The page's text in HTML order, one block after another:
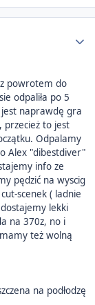
z powrotem do
odpaliła po 5
jest naprawdę gra
przecież to jest
Odpalamy
Alex "dibestdiver"
info ze
pędzić na wyscig
scenek ( ladnie
lekki
na 370z, no i
też wolną
na podłodzę